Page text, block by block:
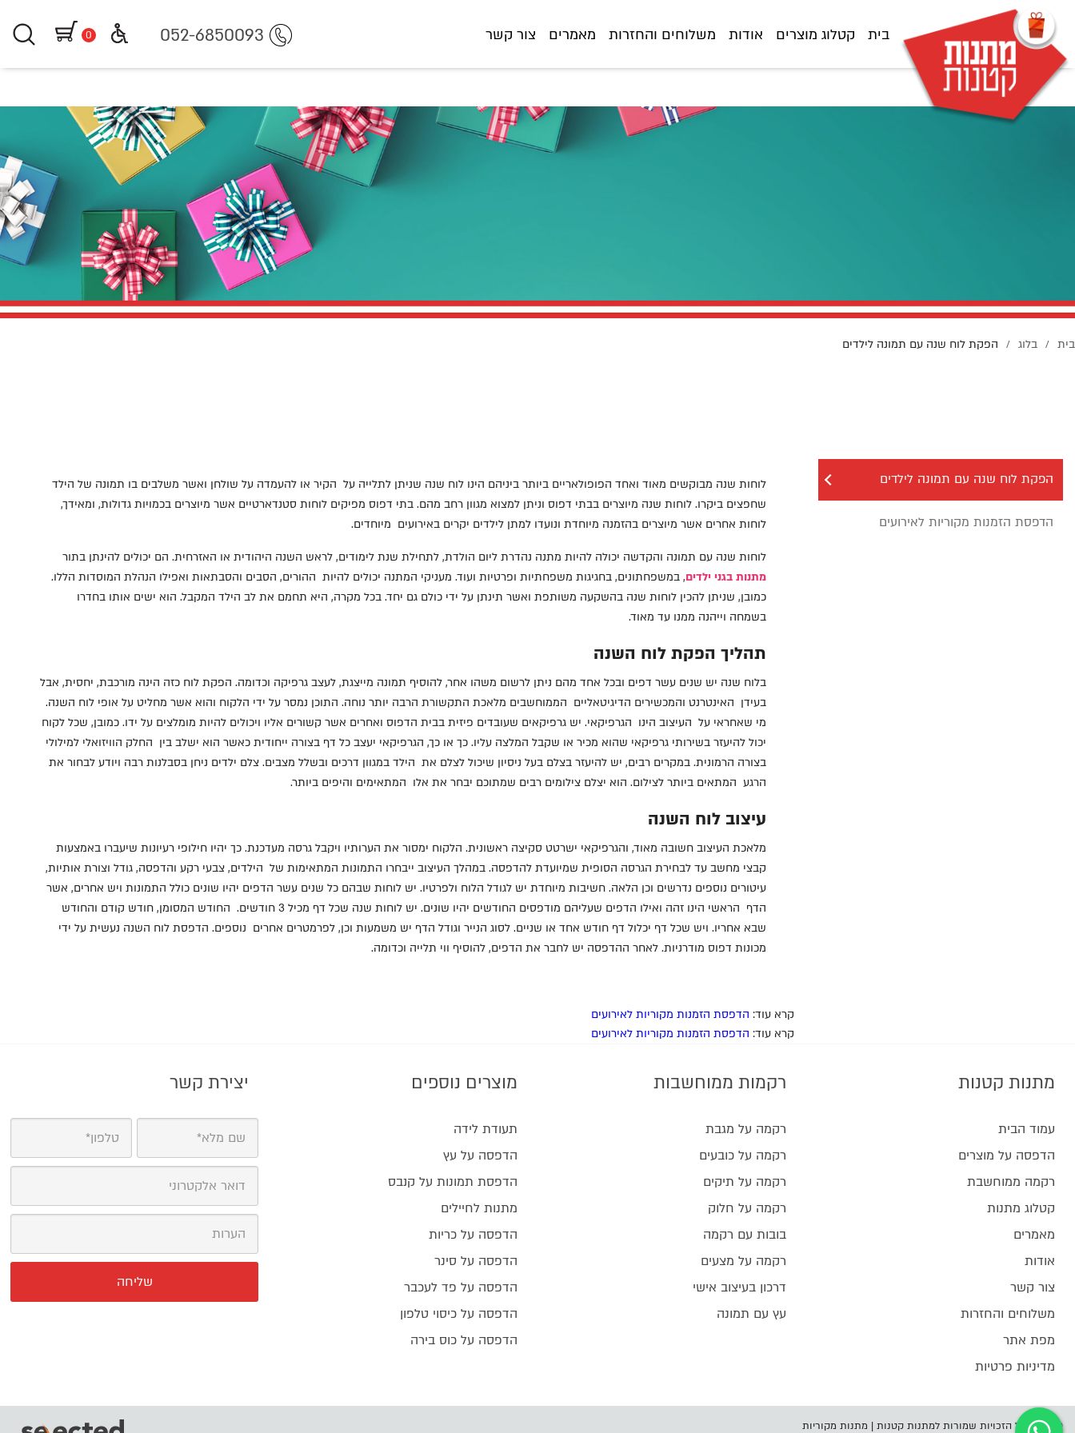
https://www.littlegifts.co.il/%D7%94%D7%A4%D7%A7%D7%AA-%D7%9C%D7%95%D7%97-%D7%A9%D7%A0%D7%94-%D7%A2%D7%9D-%D7%AA%D7%9E%D7%95%D7%A0%D7%94-
%D7%9C%D7%99%D7%9C%D7%93%D7%99%D7%9D/
בית קטלוג מוצרים אודות משלוחים והחזרות מאמרים צור קשר 0 052-6850093
בית / בלוג / הפקת לוח שנה עם תמונה לילדים
הפקת לוח שנה עם תמונה לילדים
הדפסת הזמנות מקוריות לאירועים
לוחות שנה מבוקשים מאוד ואחד הפופולאריים ביותר ביניהם הינו לוח שנה שניתן לתלייה על הקיר או להעמדה על שולחן ואשר משלבים בו תמונה של הילד
שחפצים ביקרו. לוחות שנה מיוצרים בבתי דפוס וניתן למצוא מגוון רחב מהם. בתי דפוס מפיקים לוחות סטנדארטיים אשר מיוצרים בכמויות גדולות, ומאידך,
לוחות אחרים אשר מיוצרים בהזמנה מיוחדת ונועדו למתן לילדים יקרים באירועים מיוחדים.
לוחות שנה עם תמונה והקדשה יכולה להיות מתנה נהדרת ליום הולדת, לתחילת שנת לימודים, לראש השנה היהודית או האזרחית. הם יכולים להינתן בתור
מתנות בגני ילדים, במשפחתונים, בחגיגות משפחתיות ופרטיות ועוד. מעניקי המתנה יכולים להיות ההורים, הסבים והסבתאות ואפילו הנהלת המוסדות הללו.
כמובן, שניתן להכין לוחות שנה בהשקעה משותפת ואשר תינתן על ידי כולם גם יחד. בכל מקרה, היא תחמם את לב הילד המקבל. הוא ישים אותו בחדרו
בשמחה וייהנה ממנו עד מאוד.
תהליך הפקת לוח השנה
בלוח שנה יש שנים עשר דפים ובכל אחד מהם ניתן לרשום משהו אחר, להוסיף תמונה מייצגת, לעצב גרפיקה וכדומה. הפקת לוח כזה הינה מורכבת, יחסית, אבל
בעידן האינטרנט והמכשירים הדיגיטאליים הממוחשבים מלאכת התקשורת הרבה יותר נוחה. התוכן נמסר על ידי הלקוח והוא אשר מחליט על אופי לוח השנה.
מי שאחראי על העיצוב הינו הגרפיקאי. יש גרפיקאים שעובדים פיזית בבית הדפוס ואחרים אשר קשורים אליו ויכולים להיות מומלצים על ידו. כמובן, שכל לקוח
יכול להיעזר בשירותי גרפיקאי שהוא מכיר או שקבל המלצה עליו. כך או כך, הגרפיקאי יעצב כל דף בצורה ייחודית כאשר הוא ישלב בין החלק הוויזואלי למילולי
בצורה הרמונית. במקרים רבים, יש להיעזר בצלם בעל ניסיון שיכול לצלם את הילד במגוון דרכים ובשלל מצבים. צלם ילדים ניחן בסבלנות רבה ויודע לבחור את
הרגע המתאים ביותר לצילום. הוא יצלם צילומים רבים שמתוכם יבחר את אלו המתאימים והיפים ביותר.
עיצוב לוח השנה
מלאכת העיצוב חשובה מאוד, והגרפיקאי ישרטט סקיצה ראשונית. הלקוח ימסור את הערותיו ויקבל גרסה מעדכנת. כך יהיו חילופי רעיונות שיעברו באמצעות
קבצי מחשב עד לבחירת הגרסה הסופית שמיועדת להדפסה. במהלך העיצוב ייבחרו התמונות המתאימות של הילדים, צבעי רקע והדפסה, גודל וצורת אותיות,
עיטורים נוספים נדרשים וכן הלאה. חשיבות מיוחדת יש לגודל הלוח ולפרטיו. יש לוחות שבהם כל שנים עשר הדפים יהיו שונים כולל התמונות ויש אחרים, אשר
הדף הראשי הינו זהה ואילו הדפים שעליהם מודפסים החודשים יהיו שונים. יש לוחות שנה שכל דף מכיל 3 חודשים. החודש המסומן, חודש קודם והחודש
שבא אחריו. ויש שכל דף יכלול דף חודש אחד או שניים. לסוג הנייר וגודל הדף יש משמעות וכן, לפרמטרים אחרים נוספים. הדפסת לוח השנה נעשית על ידי
מכונות דפוס מודרניות. לאחר ההדפסה יש לחבר את הדפים, להוסיף ווי תלייה וכדומה.
קרא עוד: הדפסת הזמנות מקוריות לאירועים
קרא עוד: הדפסת הזמנות מקוריות לאירועים
מתנות קטנות
עמוד הבית
הדפסה על מוצרים
רקמה ממוחשבת
קטלוג מתנות
מאמרים
אודות
צור קשר
משלוחים והחזרות
מפת אתר
מדיניות פרטיות
רקמות ממוחשבות
רקמה על מגבת
רקמה על כובעים
רקמה על תיקים
רקמה על חלוק
בובות עם רקמה
רקמה על מצעים
דרכון בעיצוב אישי
עץ עם תמונה
מוצרים נוספים
תעודת לידה
הדפסה על עץ
הדפסת תמונות על קנבס
מתנות לחיילים
הדפסה על כריות
הדפסה על סינר
הדפסה על פד לעכבר
הדפסה על כיסוי טלפון
הדפסה על כוס בירה
יצירת קשר
© 2026 כל הזכויות שמורות למתנות קטנות | מתנות מקוריות